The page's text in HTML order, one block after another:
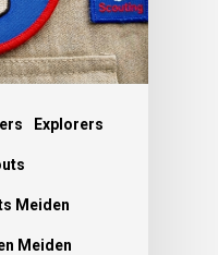
Explorers
Meiden
Meiden